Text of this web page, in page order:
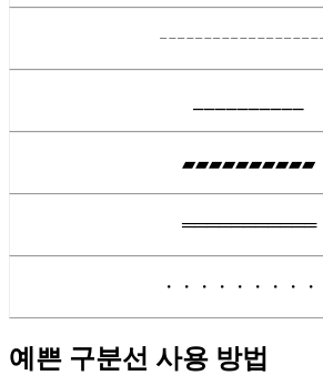
▰▰▰▰▰▰▰▰▰▰
═══════════
・・・・・・・・・
예쁜 구분선 사용 방법